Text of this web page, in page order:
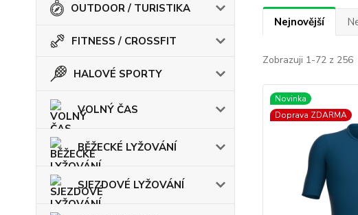
OUTDOOR / TURISTIKA
FITNESS / CROSSFIT
HALOVÉ SPORTY
VOLNÝ ČAS
BĚŽECKÉ LYŽOVÁNÍ
SJEZDOVÉ LYŽOVÁNÍ
Nejnovější
Zobrazuji 1-72 z 256
Novinka
Doprava ZDARMA